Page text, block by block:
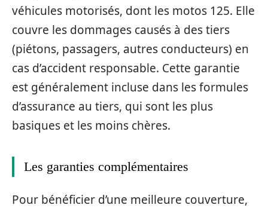
véhicules motorisés, dont les motos 125. Elle
couvre les dommages causés à des tiers
(piétons, passagers, autres conducteurs) en
cas d’accident responsable. Cette garantie
est généralement incluse dans les formules
d’assurance au tiers, qui sont les plus
basiques et les moins chères.
Les garanties complémentaires
Pour bénéficier d’une meilleure couverture,